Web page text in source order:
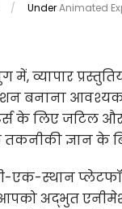
/ UnderAnimated
व्यापार
बनाना आवश्यक
के लिए जटिल और
तकनीकी ज्ञान के
एक-स्थान
अद्भुत